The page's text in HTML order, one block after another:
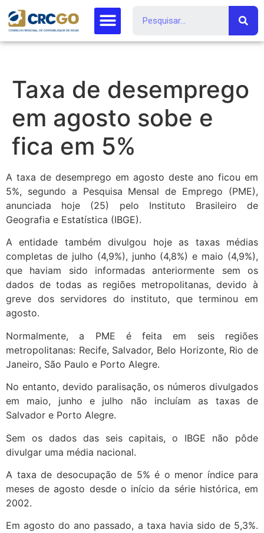
Taxa de desemprego
em agosto sobe e
fica em 5%
A taxa de desemprego em agosto deste ano ficou em
5%, segundo a Pesquisa Mensal de Emprego (PME),
anunciada hoje (25) pelo Instituto Brasileiro de
Geografia e Estatística (IBGE).
A entidade também divulgou hoje as taxas médias
completas de julho (4,9%), junho (4,8%) e maio (4,9%),
que haviam sido informadas anteriormente sem os
dados de todas as regiões metropolitanas, devido à
greve dos servidores do instituto, que terminou em
agosto.
Normalmente, a PME é feita em seis regiões
metropolitanas: Recife, Salvador, Belo Horizonte, Rio de
Janeiro, São Paulo e Porto Alegre.
No entanto, devido paralisação, os números divulgados
em maio, junho e julho não incluíam as taxas de
Salvador e Porto Alegre.
Sem os dados das seis capitais, o IBGE não pôde
divulgar uma média nacional.
A taxa de desocupação de 5% é o menor índice para
meses de agosto desde o início da série histórica, em
2002.
Em agosto do ano passado, a taxa havia sido de 5,3%.